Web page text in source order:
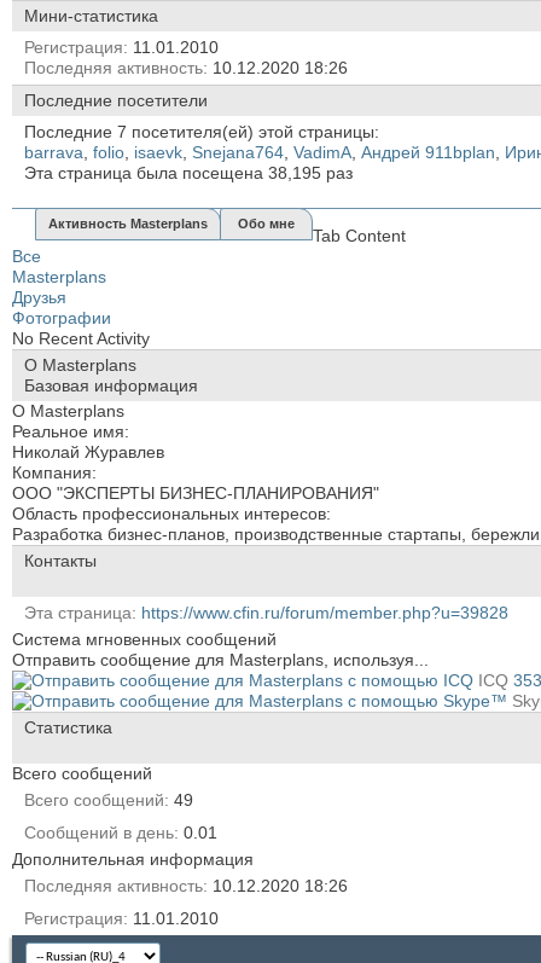
Мини-статистика
Регистрация
11.01.2010
Последняя активность 10.12.2020 18:26
Последние посетители
Последние 7 посетителя(ей) этой страницы:
barrava folio isaevk Snejana764 VadimA Андрей 911bplan
Эта страница была посещена 38,195 раз
Активность Masterplans Обо мне
Tab Content
Все
Masterplans
Друзья
Фотографии
No Recent Activity
О Masterplans
Базовая информация
О Masterplans
Реальное имя:
Николай Журавлев
Компания:
ООО "ЭКСПЕРТЫ БИЗНЕС-ПЛАНИРОВАНИЯ"
Область профессиональных интересов:
Разработка бизнес-планов, производственные стартапы,
Контакты
Эта страница
https://www.cfin.ru/forum/member.php?u=39828
Система мгновенных сообщений
Отправить сообщение для Masterplans, используя...
ICQ
Статистика
Всего сообщений
Всего сообщений 49
Сообщений в день 0.01
Дополнительная информация
Последняя активность 10.12.2020 18:26
Регистрация
11.01.2010